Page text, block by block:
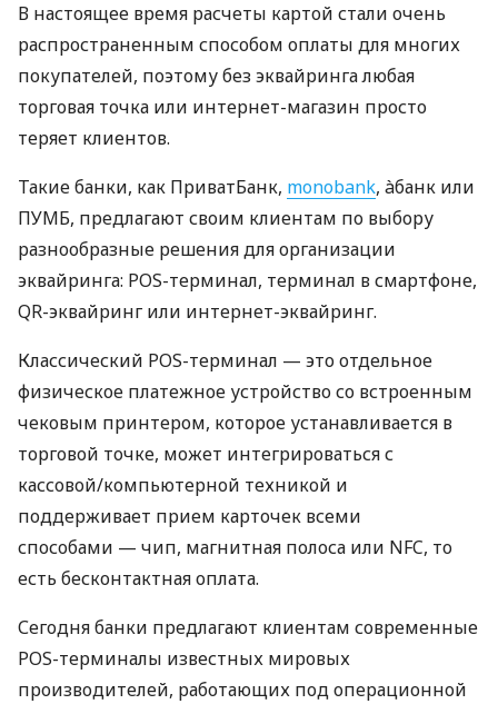
В настоящее время расчеты картой стали очень
распространенным способом оплаты для многих
покупателей, поэтому без эквайринга любая
торговая точка или интернет-магазин просто
теряет клиентов.
Такие банки, как ПриватБанк, monobank, àбанк или
ПУМБ, предлагают своим клиентам по выбору
разнообразные решения для организации
эквайринга: POS-терминал, терминал в смартфоне,
QR-эквайринг или интернет-эквайринг.
Классический POS-терминал — это отдельное
физическое платежное устройство со встроенным
чековым принтером, которое устанавливается в
торговой точке, может интегрироваться с
кассовой/компьютерной техникой и
поддерживает прием карточек всеми
способами — чип, магнитная полоса или NFC, то
есть бесконтактная оплата.
Сегодня банки предлагают клиентам современные
POS-терминалы известных мировых
производителей, работающих под операционной